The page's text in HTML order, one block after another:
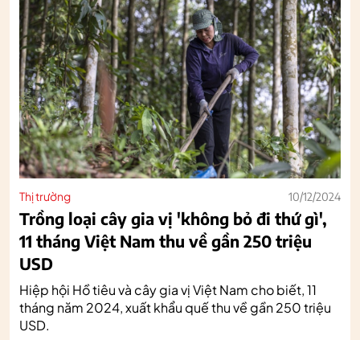
Thị trường 10/12/2024
Trồng loại cây gia vị 'không bỏ đi thứ gì',
11 tháng Việt Nam thu về gần 250 triệu
USD
Hiệp hội Hồ tiêu và cây gia vị Việt Nam cho biết, 11
tháng năm 2024, xuất khẩu quế thu về gần 250 triệu
USD.